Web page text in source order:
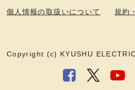
個人情報の取扱いについて 規約
Copyright (c) KYUSHU